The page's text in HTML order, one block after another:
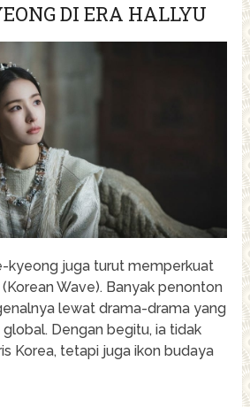
DI ERA HALLYU
kyeong juga turut memperkuat
Wave). Banyak penonton
lewat drama-drama yang
Dengan begitu, ia tidak
Korea, tetapi juga ikon budaya